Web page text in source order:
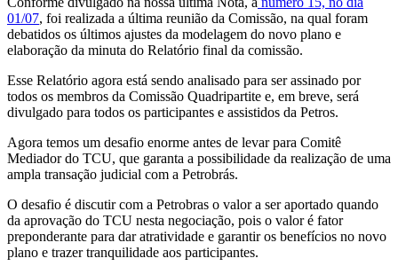
01/07, foi realizada a última reunião da Comissão, na qual foram
debatidos os últimos ajustes da modelagem do novo plano e
elaboração da minuta do Relatório final da comissão.
Esse Relatório agora está sendo analisado para ser assinado por
todos os membros da Comissão Quadripartite e, em breve, será
divulgado para todos os participantes e assistidos da Petros.
Agora temos um desafio enorme antes de levar para Comitê
Mediador do TCU, que garanta a possibilidade da realização de uma
ampla transação judicial com a Petrobrás.
O desafio é discutir com a Petrobras o valor a ser aportado quando
da aprovação do TCU nesta negociação, pois o valor é fator
preponderante para dar atratividade e garantir os benefícios no novo
plano e trazer tranquilidade aos participantes.